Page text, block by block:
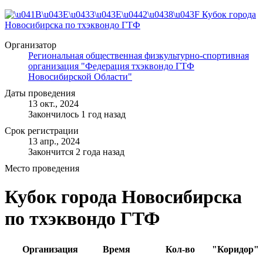
Организатор
Региональная общественная физкультурно-спортивная
организация "Федерация тхэквондо ГТФ
Новосибирской Области"
Даты проведения
13 окт., 2024
Закончилось 1 год назад
Срок регистрации
13 апр., 2024
Закончится 2 года назад
Место проведения
Кубок города Новосибирска
по тхэквондо ГТФ
Организация Время Кол-во "Коридор"